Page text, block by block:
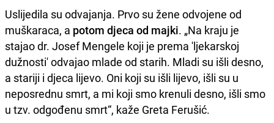
Uslijedila su odvajanja. Prvo su žene odvojene od
muškaraca, a potom djeca od majki. „Na kraju je
stajao dr. Josef Mengele koji je prema 'ljekarskoj
dužnosti' odvajao mlade od starih. Mladi su išli desno,
a stariji i djeca lijevo. Oni koji su išli lijevo, išli su u
neposrednu smrt, a mi koji smo krenuli desno, išli smo
u tzv. odgođenu smrt“, kaže Greta Ferušić.